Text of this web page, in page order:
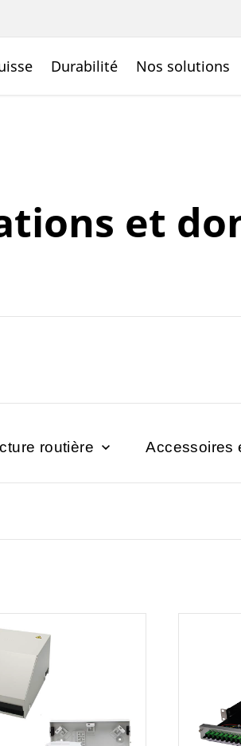
Durabilité Nos solutions
et
routière Accessoires